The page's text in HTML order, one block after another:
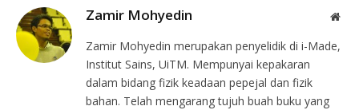
Zamir Mohyedin
Zamir Mohyedin merupakan penyelidik di i-Made,
Institut Sains, UiTM. Mempunyai kepakaran
dalam bidang fizik keadaan pepejal dan fizik
bahan. Telah mengarang tujuh buah buku yang